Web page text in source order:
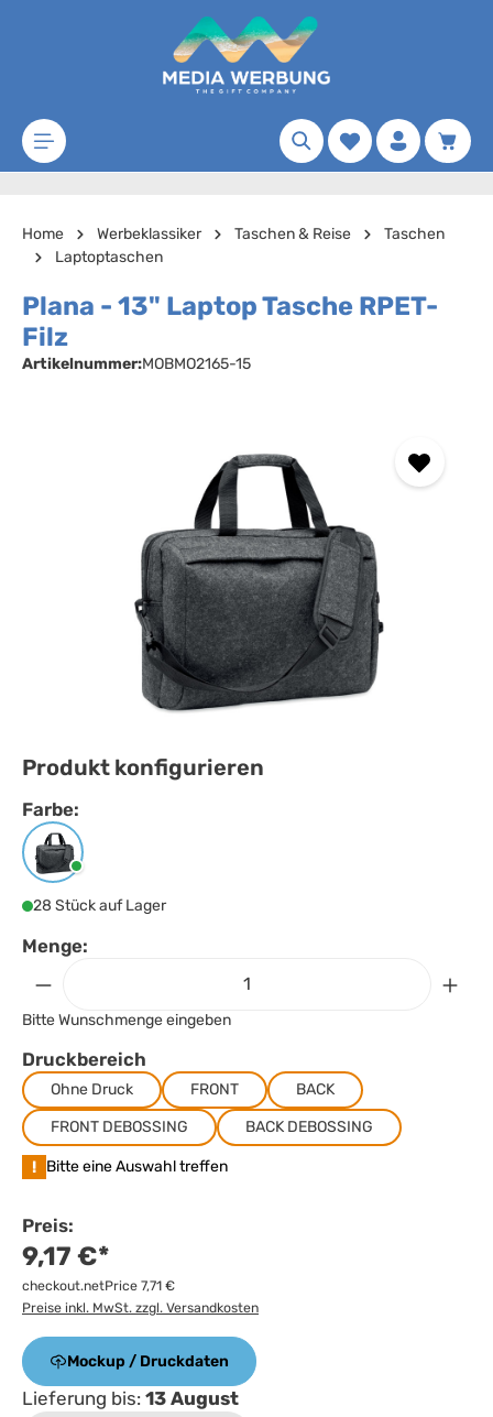
Zum Hauptinhalt springen
Merkzettel
Home Werbeklassiker Taschen & Reise
Taschen
Laptoptaschen
Plana - 13" Laptop Tasche RPET-
Filz
Artikelnummer:MOBMO2165-15
Produkt konfigurieren
Farbe:
Farbeauswählen
Steingrau
28 Stück auf Lager
Menge:
Bitte Wunschmenge eingeben
Druckbereich
Ohne Druck FRONT
BACK
FRONT DEBOSSING
BACK DEBOSSING
! Bitte eine Auswahl treffen
Preis:
9,17 €*
checkout.netPrice 7,71 €
Preise inkl. MwSt. zzgl. Versandkosten
Mockup / Druckdaten
Lieferung bis: 13 August